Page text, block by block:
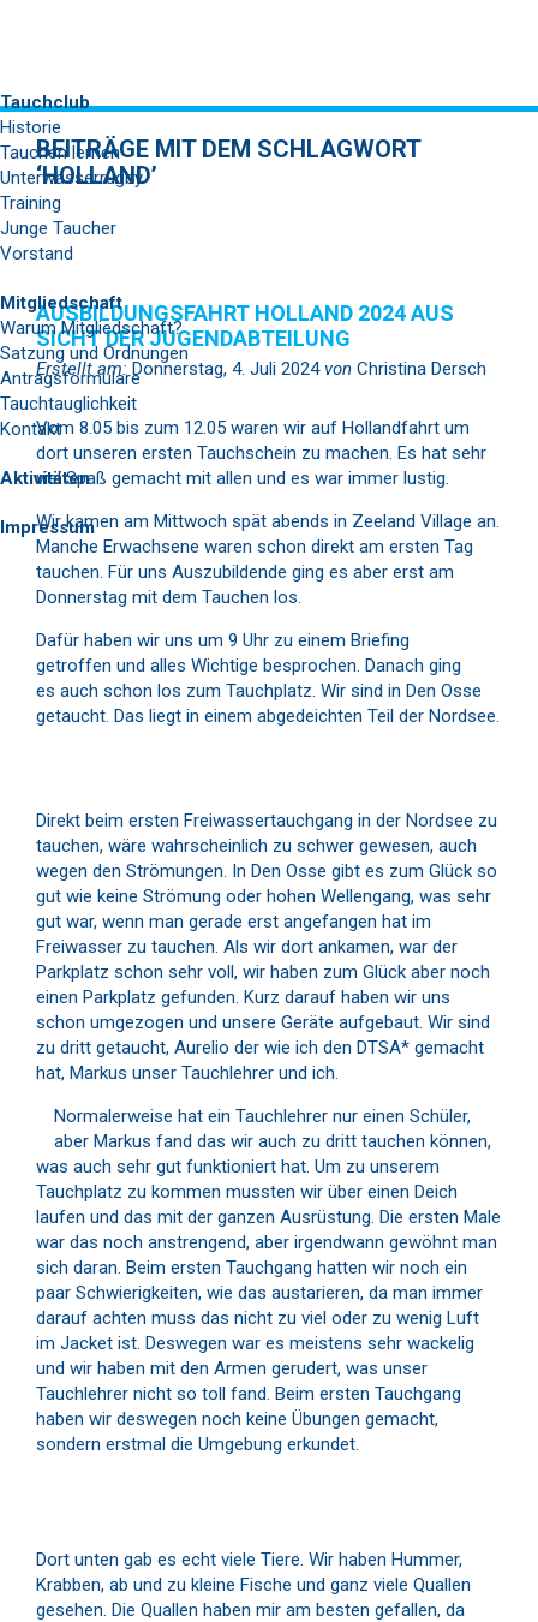
Tauchclub
Historie
Tauchen lernen
Unterwasserrugby
Training
Junge Taucher
Vorstand
Mitgliedschaft
Warum Mitgliedschaft?
Satzung und Ordnungen
Antragsformulare
Tauchtauglichkeit
Kontakt
Aktivitäten
Impressum
BEITRÄGE MIT DEM SCHLAGWORT
‘HOLLAND’
AUSBILDUNGSFAHRT HOLLAND 2024 AUS
SICHT DER JUGENDABTEILUNG
Erstellt am: Donnerstag, 4. Juli 2024 von Christina Dersch
Vom 8.05 bis zum 12.05 waren wir auf Hollandfahrt um
dort unseren ersten Tauchschein zu machen. Es hat sehr
viel Spaß gemacht mit allen und es war immer lustig.
Wir kamen am Mittwoch spät abends in Zeeland Village an.
Manche Erwachsene waren schon direkt am ersten Tag
tauchen. Für uns Auszubildende ging es aber erst am
Donnerstag mit dem Tauchen los.
Dafür haben wir uns um 9 Uhr zu einem Briefing
getroffen und alles Wichtige besprochen. Danach ging
es auch schon los zum Tauchplatz. Wir sind in Den Osse
getaucht. Das liegt in einem abgedeichten Teil der Nordsee.
Direkt beim ersten Freiwassertauchgang in der Nordsee zu
tauchen, wäre wahrscheinlich zu schwer gewesen, auch
wegen den Strömungen. In Den Osse gibt es zum Glück so
gut wie keine Strömung oder hohen Wellengang, was sehr
gut war, wenn man gerade erst angefangen hat im
Freiwasser zu tauchen. Als wir dort ankamen, war der
Parkplatz schon sehr voll, wir haben zum Glück aber noch
einen Parkplatz gefunden. Kurz darauf haben wir uns
schon umgezogen und unsere Geräte aufgebaut. Wir sind
zu dritt getaucht, Aurelio der wie ich den DTSA* gemacht
hat, Markus unser Tauchlehrer und ich.
Normalerweise hat ein Tauchlehrer nur einen Schüler,
aber Markus fand das wir auch zu dritt tauchen können,
was auch sehr gut funktioniert hat. Um zu unserem
Tauchplatz zu kommen mussten wir über einen Deich
laufen und das mit der ganzen Ausrüstung. Die ersten Male
war das noch anstrengend, aber irgendwann gewöhnt man
sich daran. Beim ersten Tauchgang hatten wir noch ein
paar Schwierigkeiten, wie das austarieren, da man immer
darauf achten muss das nicht zu viel oder zu wenig Luft
im Jacket ist. Deswegen war es meistens sehr wackelig
und wir haben mit den Armen gerudert, was unser
Tauchlehrer nicht so toll fand. Beim ersten Tauchgang
haben wir deswegen noch keine Übungen gemacht,
sondern erstmal die Umgebung erkundet.
Dort unten gab es echt viele Tiere. Wir haben Hummer,
Krabben, ab und zu kleine Fische und ganz viele Quallen
gesehen. Die Quallen haben mir am besten gefallen, da